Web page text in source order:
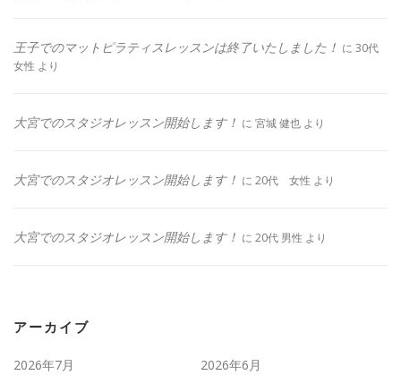
王子でのマットピラティスレッスンは終了いたしました！ に 30代
女性 より
大宮でのスタジオレッスン開始します！ に 宮城 健也 より
大宮でのスタジオレッスン開始します！ に 20代 女性 より
大宮でのスタジオレッスン開始します！ に 20代 男性 より
アーカイブ
2026年7月 2026年6月